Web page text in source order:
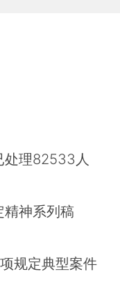
处理82533人
精神系列稿
规定典型案件